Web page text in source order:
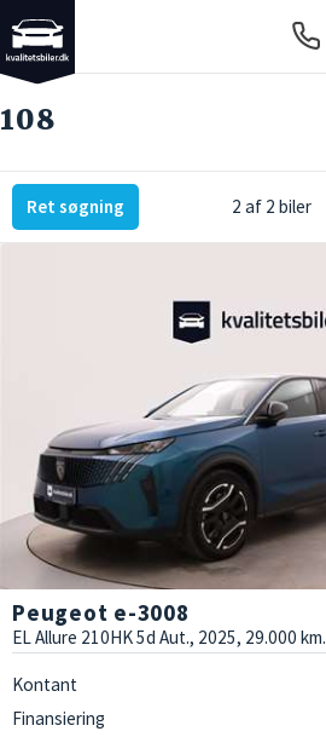
108
Ret søgning 2 af 2 biler
Peugeot e-3008
EL Allure 210HK 5d Aut., 2025, 29.000 km.
Kontant
Finansiering